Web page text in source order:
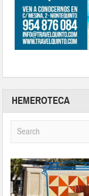
HEMEROTECA